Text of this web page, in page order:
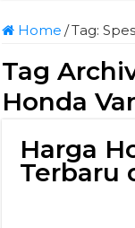
Home /Tag:
Tag
Honda
Harga
Terbaru